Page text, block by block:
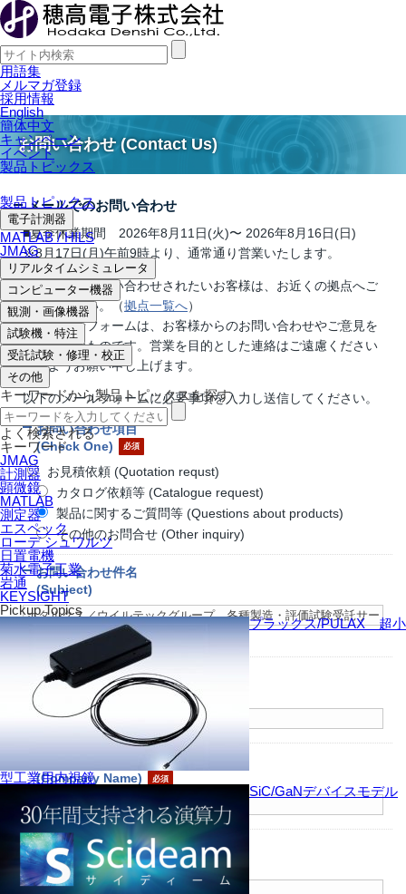
用語集
メルマガ登録
採用情報
English
簡体中文
キャンペーン
イベント
製品トピックス
製品トピックス
電子計測器
MATLAB / HILS
JMAG
リアルタイムシミュレータ
コンピューター機器
観測・画像機器
試験機・特注
受託試験・修理・校正
その他
キーワードから製品トピックスを探す
よく検索される
キーワード
JMAG
計測器
顕微鏡
MATLAB
測定器
エスペック
ローデ シュワルツ
日置電機
菊水電子工業
岩通
KEYSIGHT
Pickup Topics
プラックス/PULAX 超小
型工業用内視鏡
SiC/GaNデバイスモデル
お問い合わせ (Contact Us)
メールでのお問い合わせ
■夏季休業期間 2026年8月11日(火)〜 2026年8月16日(日)
※8月17日(月)午前9時より、通常通り営業いたします。
※お電話でお問い合わせされたいお客様は、お近くの拠点へご
連絡ください。（拠点一覧へ）
※本問合せフォームは、お客様からのお問い合わせやご意見を
承るためのものです。営業を目的とした連絡はご遠慮ください
ますようお願い申し上げます。
以下のメールフォームに必要事項を入力し送信してください。
お問い合わせ項目
(Check One)
お見積依頼 (Quotation requst)
カタログ依頼等 (Catalogue request)
製品に関するご質問等 (Questions about products)
その他のお問合せ (Other inquiry)
お問い合わせ件名
(Subject)
※お問合せの製品名等をご記入下さい
お名前
(Name)
(Company Name)
部署名
(Branch)